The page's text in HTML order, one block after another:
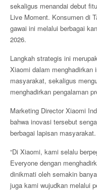
sekaligus menandai debut
Live Moment. Konsumen di
gawai ini melalui berbagai
2026.
Langkah strategis ini
Xiaomi dalam menghadirkan
masyarakat, sekaligus
menghadirkan pengalaman
Marketing Director Xiaomi
bahwa inovasi tersebut
berbagai lapisan masyarakat.
“Di Xiaomi, kami selalu
Everyone dengan
dinikmati oleh semakin
juga kami wujudkan melalui